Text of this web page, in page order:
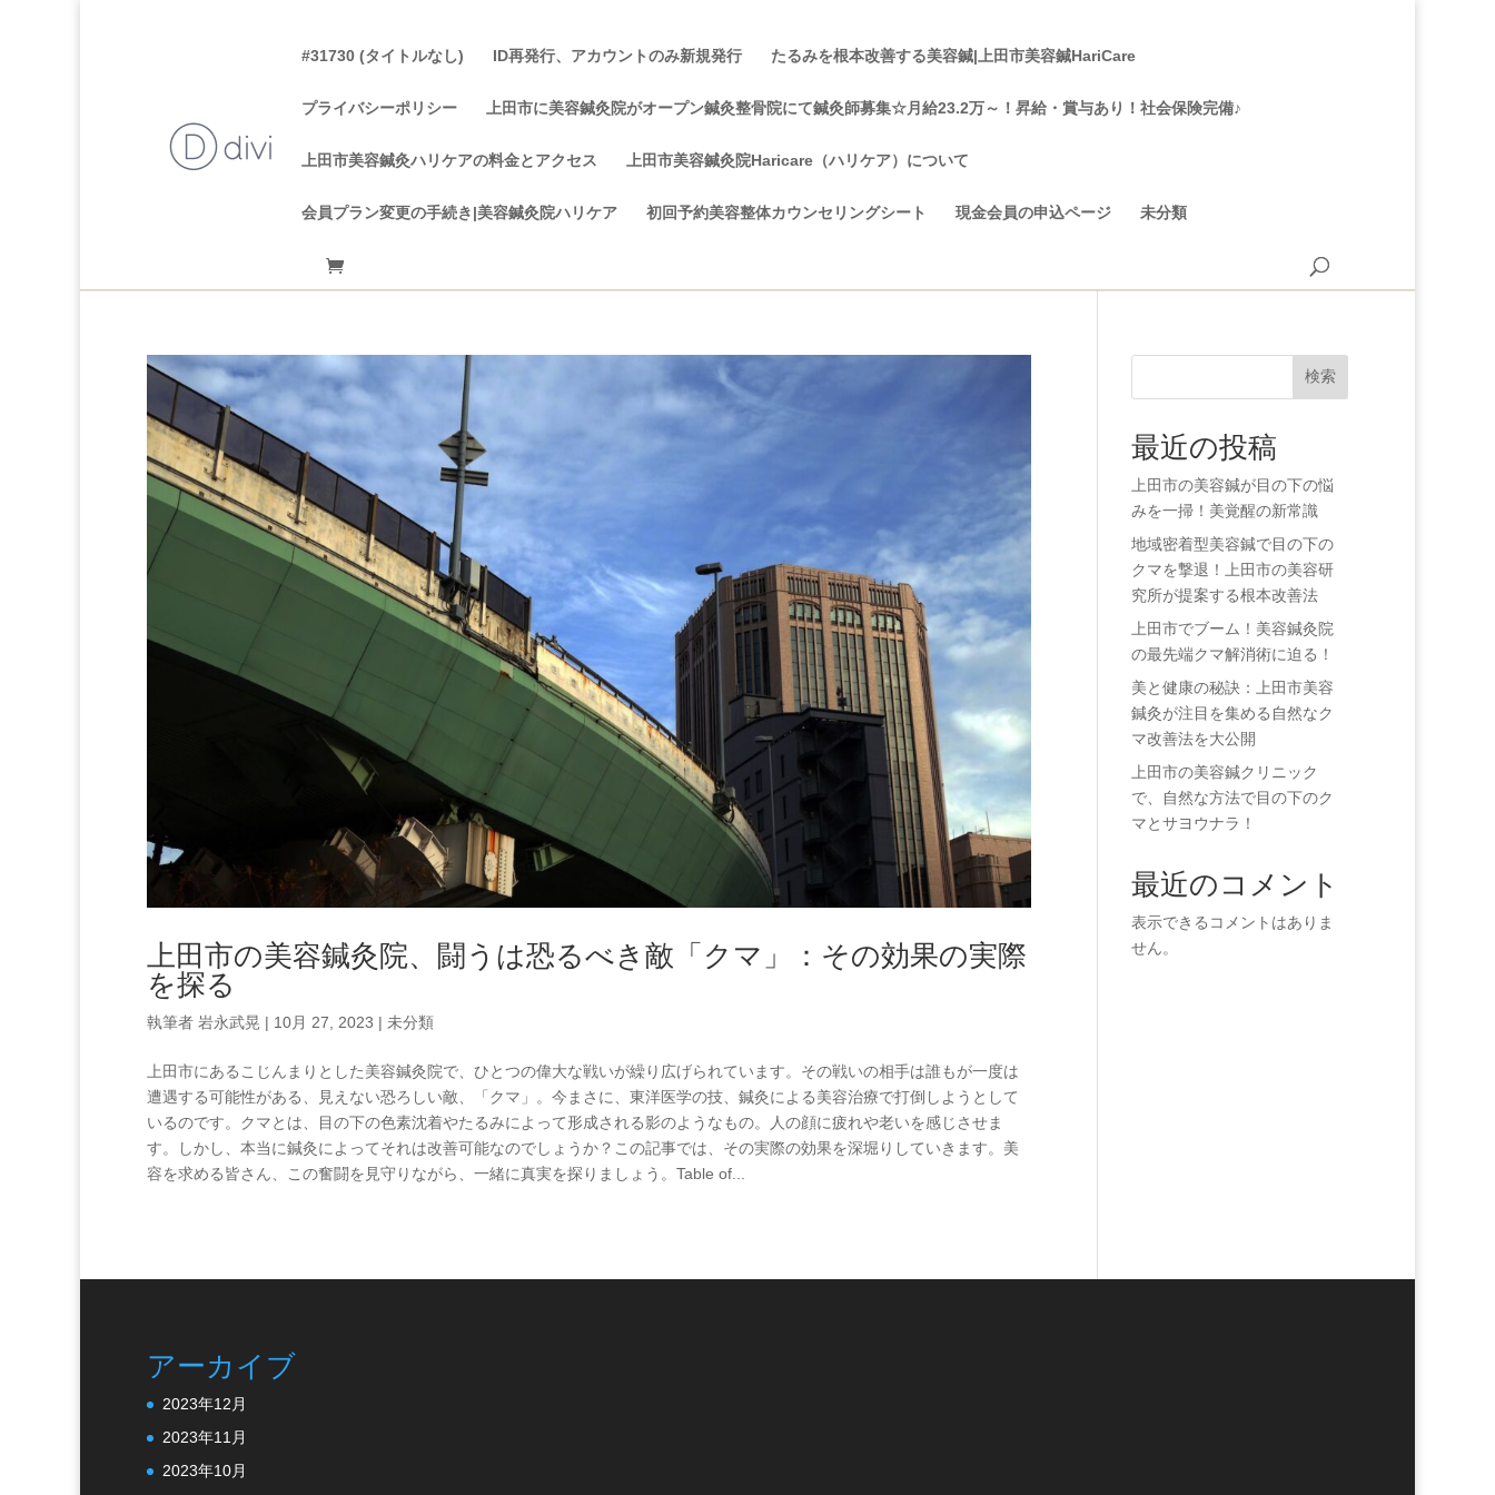
#31730 (タイトルなし) ID再発行、アカウントのみ新規発行 たるみを根本改善する美容鍼|上田市美容鍼HariCare
プライバシーポリシー 上田市に美容鍼灸院がオープン鍼灸整骨院にて鍼灸師募集☆月給23.2万～！昇給・賞与あり！社会保険完備♪
上田市美容鍼灸ハリケアの料金とアクセス 上田市美容鍼灸院Haricare（ハリケア）について
会員プラン変更の手続き|美容鍼灸院ハリケア 初回予約美容整体カウンセリングシート 現金会員の申込ページ 未分類
上田市の美容鍼灸院、闘うは恐るべき敵「クマ」：その効果の実際
を探る
執筆者 岩永武晃 | 10月 27, 2023 | 未分類
上田市にあるこじんまりとした美容鍼灸院で、ひとつの偉大な戦いが繰り広げられています。その戦いの相手は誰もが一度は
遭遇する可能性がある、見えない恐ろしい敵、「クマ」。今まさに、東洋医学の技、鍼灸による美容治療で打倒しようとして
いるのです。クマとは、目の下の色素沈着やたるみによって形成される影のようなもの。人の顔に疲れや老いを感じさせま
す。しかし、本当に鍼灸によってそれは改善可能なのでしょうか？この記事では、その実際の効果を深堀りしていきます。美
容を求める皆さん、この奮闘を見守りながら、一緒に真実を探りましょう。Table of...
検索
最近の投稿
上田市の美容鍼が目の下の悩
みを一掃！美覚醒の新常識
地域密着型美容鍼で目の下の
クマを撃退！上田市の美容研
究所が提案する根本改善法
上田市でブーム！美容鍼灸院
の最先端クマ解消術に迫る！
美と健康の秘訣：上田市美容
鍼灸が注目を集める自然なク
マ改善法を大公開
上田市の美容鍼クリニック
で、自然な方法で目の下のク
マとサヨウナラ！
最近のコメント
表示できるコメントはありま
せん。
アーカイブ
2023年12月
2023年11月
2023年10月